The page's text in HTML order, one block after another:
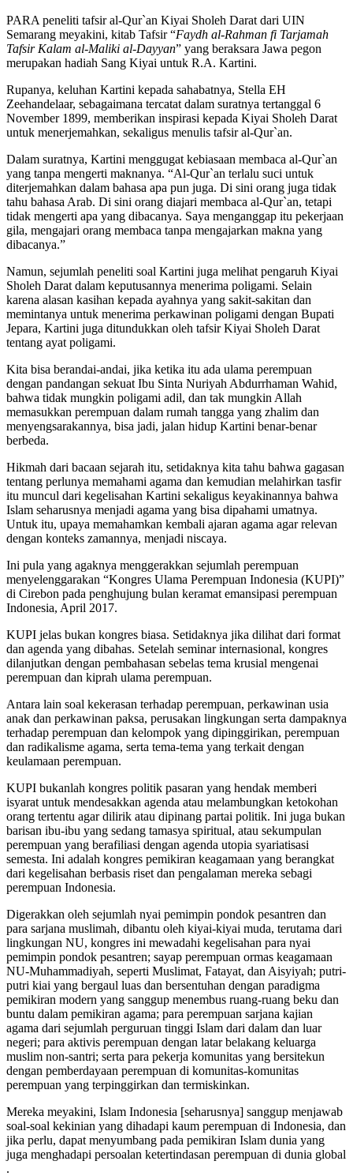
PARA peneliti tafsir al-Qur`an Kiyai Sholeh Darat dari UIN
Semarang meyakini, kitab Tafsir “Faydh al-Rahman fi Tarjamah
Tafsir Kalam al-Maliki al-Dayyan” yang beraksara Jawa pegon
merupakan hadiah Sang Kiyai untuk R.A. Kartini.
Rupanya, keluhan Kartini kepada sahabatnya, Stella EH
Zeehandelaar, sebagaimana tercatat dalam suratnya tertanggal 6
November 1899, memberikan inspirasi kepada Kiyai Sholeh Darat
untuk menerjemahkan, sekaligus menulis tafsir al-Qur`an.
Dalam suratnya, Kartini menggugat kebiasaan membaca al-Qur`an
yang tanpa mengerti maknanya. “Al-Qur`an terlalu suci untuk
diterjemahkan dalam bahasa apa pun juga. Di sini orang juga tidak
tahu bahasa Arab. Di sini orang diajari membaca al-Qur`an, tetapi
tidak mengerti apa yang dibacanya. Saya menganggap itu pekerjaan
gila, mengajari orang membaca tanpa mengajarkan makna yang
dibacanya.”
Namun, sejumlah peneliti soal Kartini juga melihat pengaruh Kiyai
Sholeh Darat dalam keputusannya menerima poligami. Selain
karena alasan kasihan kepada ayahnya yang sakit-sakitan dan
memintanya untuk menerima perkawinan poligami dengan Bupati
Jepara, Kartini juga ditundukkan oleh tafsir Kiyai Sholeh Darat
tentang ayat poligami.
Kita bisa berandai-andai, jika ketika itu ada ulama perempuan
dengan pandangan sekuat Ibu Sinta Nuriyah Abdurrhaman Wahid,
bahwa tidak mungkin poligami adil, dan tak mungkin Allah
memasukkan perempuan dalam rumah tangga yang zhalim dan
menyengsarakannya, bisa jadi, jalan hidup Kartini benar-benar
berbeda.
Hikmah dari bacaan sejarah itu, setidaknya kita tahu bahwa gagasan
tentang perlunya memahami agama dan kemudian melahirkan tasfir
itu muncul dari kegelisahan Kartini sekaligus keyakinannya bahwa
Islam seharusnya menjadi agama yang bisa dipahami umatnya.
Untuk itu, upaya memahamkan kembali ajaran agama agar relevan
dengan konteks zamannya, menjadi niscaya.
Ini pula yang agaknya menggerakkan sejumlah perempuan
menyelenggarakan “Kongres Ulama Perempuan Indonesia (KUPI)”
di Cirebon pada penghujung bulan keramat emansipasi perempuan
Indonesia, April 2017.
KUPI jelas bukan kongres biasa. Setidaknya jika dilihat dari format
dan agenda yang dibahas. Setelah seminar internasional, kongres
dilanjutkan dengan pembahasan sebelas tema krusial mengenai
perempuan dan kiprah ulama perempuan.
Antara lain soal kekerasan terhadap perempuan, perkawinan usia
anak dan perkawinan paksa, perusakan lingkungan serta dampaknya
terhadap perempuan dan kelompok yang dipinggirikan, perempuan
dan radikalisme agama, serta tema-tema yang terkait dengan
keulamaan perempuan.
KUPI bukanlah kongres politik pasaran yang hendak memberi
isyarat untuk mendesakkan agenda atau melambungkan ketokohan
orang tertentu agar dilirik atau dipinang partai politik. Ini juga bukan
barisan ibu-ibu yang sedang tamasya spiritual, atau sekumpulan
perempuan yang berafiliasi dengan agenda utopia syariatisasi
semesta. Ini adalah kongres pemikiran keagamaan yang berangkat
dari kegelisahan berbasis riset dan pengalaman mereka sebagi
perempuan Indonesia.
Digerakkan oleh sejumlah nyai pemimpin pondok pesantren dan
para sarjana muslimah, dibantu oleh kiyai-kiyai muda, terutama dari
lingkungan NU, kongres ini mewadahi kegelisahan para nyai
pemimpin pondok pesantren; sayap perempuan ormas keagamaan
NU-Muhammadiyah, seperti Muslimat, Fatayat, dan Aisyiyah; putri-
putri kiai yang bergaul luas dan bersentuhan dengan paradigma
pemikiran modern yang sanggup menembus ruang-ruang beku dan
buntu dalam pemikiran agama; para perempuan sarjana kajian
agama dari sejumlah perguruan tinggi Islam dari dalam dan luar
negeri; para aktivis perempuan dengan latar belakang keluarga
muslim non-santri; serta para pekerja komunitas yang bersitekun
dengan pemberdayaan perempuan di komunitas-komunitas
perempuan yang terpinggirkan dan termiskinkan.
Mereka meyakini, Islam Indonesia [seharusnya] sanggup menjawab
soal-soal kekinian yang dihadapi kaum perempuan di Indonesia, dan
jika perlu, dapat menyumbang pada pemikiran Islam dunia yang
juga menghadapi persoalan ketertindasan perempuan di dunia global
.